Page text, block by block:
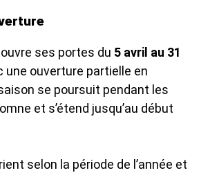
ses portes du 5 avril au 31
une ouverture partielle en
se poursuit pendant les
et s’étend jusqu’au début
selon la période de l’année et